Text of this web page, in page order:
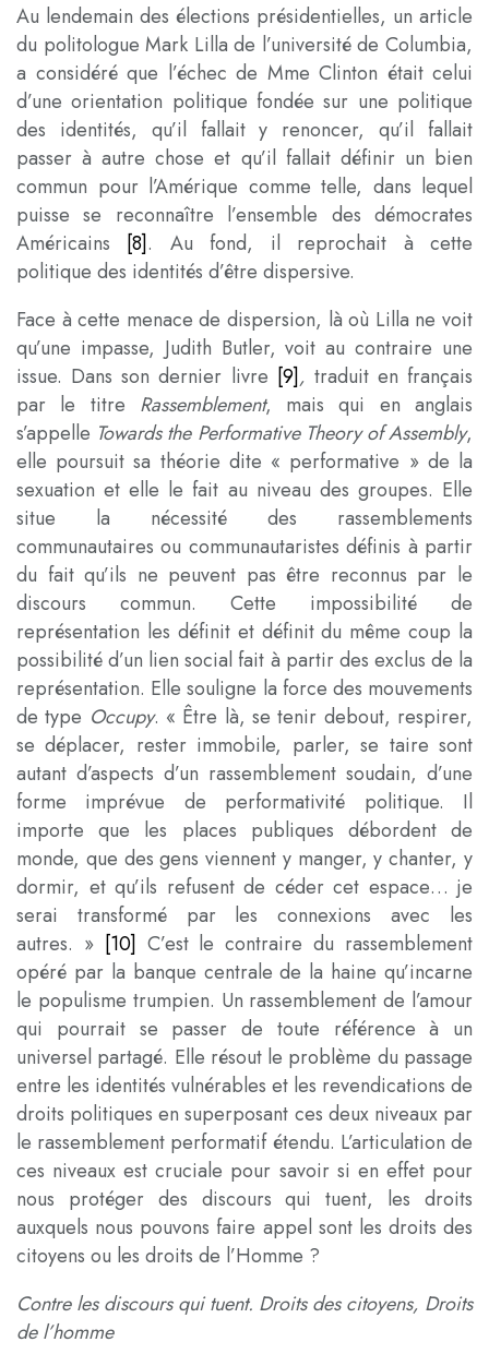
Au lendemain des élections présidentielles, un article
du politologue Mark Lilla de l’université de Columbia,
a considéré que l’échec de Mme Clinton était celui
d’une orientation politique fondée sur une politique
des identités, qu’il fallait y renoncer, qu’il fallait
passer à autre chose et qu’il fallait définir un bien
commun pour l’Amérique comme telle, dans lequel
puisse se reconnaître l’ensemble des démocrates
Américains [8]. Au fond, il reprochait à cette
politique des identités d’être dispersive.
Face à cette menace de dispersion, là où Lilla ne voit
qu’une impasse, Judith Butler, voit au contraire une
issue. Dans son dernier livre [9], traduit en français
par le titre Rassemblement, mais qui en anglais
s’appelle Towards the Performative Theory of Assembly,
elle poursuit sa théorie dite « performative » de la
sexuation et elle le fait au niveau des groupes. Elle
situe la nécessité des rassemblements
communautaires ou communautaristes définis à partir
du fait qu’ils ne peuvent pas être reconnus par le
discours commun. Cette impossibilité de
représentation les définit et définit du même coup la
possibilité d’un lien social fait à partir des exclus de la
représentation. Elle souligne la force des mouvements
de type Occupy. « Être là, se tenir debout, respirer,
se déplacer, rester immobile, parler, se taire sont
autant d’aspects d’un rassemblement soudain, d’une
forme imprévue de performativité politique. Il
importe que les places publiques débordent de
monde, que des gens viennent y manger, y chanter, y
dormir, et qu’ils refusent de céder cet espace… je
serai transformé par les connexions avec les
autres. » [10] C’est le contraire du rassemblement
opéré par la banque centrale de la haine qu’incarne
le populisme trumpien. Un rassemblement de l’amour
qui pourrait se passer de toute référence à un
universel partagé. Elle résout le problème du passage
entre les identités vulnérables et les revendications de
droits politiques en superposant ces deux niveaux par
le rassemblement performatif étendu. L’articulation de
ces niveaux est cruciale pour savoir si en effet pour
nous protéger des discours qui tuent, les droits
auxquels nous pouvons faire appel sont les droits des
citoyens ou les droits de l’Homme ?
Contre les discours qui tuent. Droits des citoyens, Droits
de l’homme